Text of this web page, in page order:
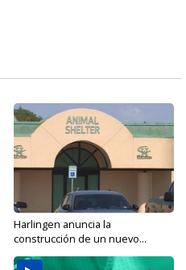
Harlingen anuncia la
construcción de un nuevo...